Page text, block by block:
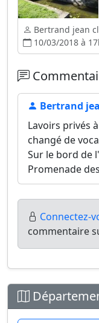
Bertrand jean
10/03/2018 à
Bertrand
Lavoirs privés
changé de
Sur le bord de
Promenade
Connectez-
commentaire